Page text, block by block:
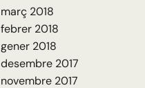
març 2018
febrer 2018
gener 2018
desembre 2017
novembre 2017